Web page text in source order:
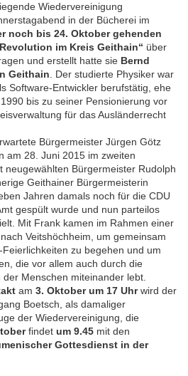
Wiedervereinigung
in der Bücherei im
noch bis 24. Oktober gehenden
im Kreis Geithain“ über
und erstellt hatte sie Bernd
Geithain . Der studierte Physiker war
Software-Entwickler berufstätig, ehe
bis zu seiner Pensionierung vor
für das Ausländerrecht
Bürgermeister Jürgen Götz
am 28. Juni 2015 im zweiten
neugewählten Bürgermeister Rudolph
Geithainer Bürgermeisterin
Jahren damals noch für die CDU
gespült wurde und nun parteilos
Mit Frank kamen im Rahmen einer
Veitshöchheim, um gemeinsam
zu begehen und um
die vor allem auch durch die
Menschen miteinander lebt.
am 3. Oktober um 17 Uhrwird der
Boetsch, als damaliger
der Wiedervereinigung, die
findet um 9.45 mit den
Gottesdienst in der